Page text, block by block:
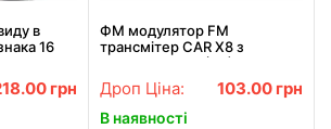
в
16
грн
ФМ модулятор FM
трансмiтер CAR X8 з
Bluetooth MP3 (X8)
Дроп Ціна: 103.00 грн
В наявності